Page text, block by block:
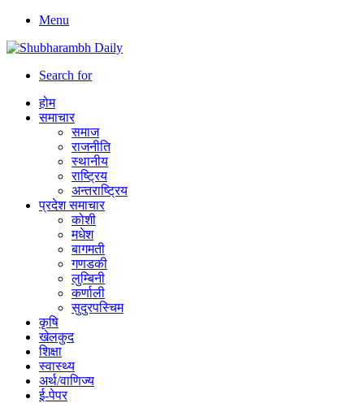
Menu
Search for
होम
समाचार
समाज
राजनीति
स्थानीय
राष्ट्रिय
अन्तराष्ट्रिय
प्रदेश समाचार
कोशी
मधेश
बागमती
गणडकी
लुम्बिनी
कर्णाली
सुदुरपस्चिम
कृषि
खेलकुद
शिक्षा
स्वास्थ्य
अर्थ/वाणिज्य
ई-पेपर